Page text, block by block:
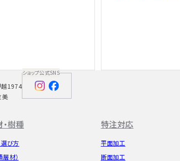
越1974
美
ショップ公式SNS
樹種
び方
材）
特注対応
平面加工
断面加工